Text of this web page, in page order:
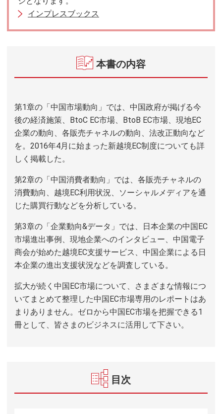
インプレスブックス
本書の内容
第1章の「中国市場動向」では、中国政府が掲げる今
後の経済施策、BtoC EC市場、BtoB EC市場、現地EC
企業の動向、各販売チャネルの動向、法改正動向など
を。2016年4月に始まった新越境EC制度についても詳
しく掲載した。
第2章の「中国消費者動向」では、各販売チャネルの
消費動向、越境EC利用状況、ソーシャルメディアを通
じた購買行動などを分析している。
第3章の「企業動向&データ」では、日本企業の中国EC
市場進出事例、現地企業へのインタビュー、中国電子
商会が始めた越境EC支援サービス、中国企業による日
本企業の進出支援状況などを調査している。
拡大が続く中国EC市場について、さまざまな情報につ
いてまとめて整理した中国EC市場専用のレポートはあ
まりありません。ゼロから中国EC市場を把握できる1
冊として、皆さまのビジネスに活用して下さい。
目次